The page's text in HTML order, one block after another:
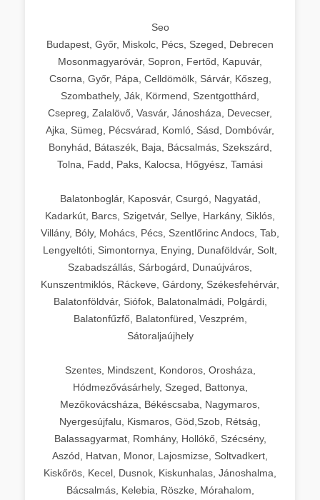
Seo
Budapest, Győr, Miskolc, Pécs, Szeged, Debrecen
Mosonmagyaróvár, Sopron, Fertőd, Kapuvár,
Csorna, Győr, Pápa, Celldömölk, Sárvár, Kőszeg,
Szombathely, Ják, Körmend, Szentgotthárd,
Csepreg, Zalalövő, Vasvár, Jánosháza, Devecser,
Ajka, Sümeg, Pécsvárad, Komló, Sásd, Dombóvár,
Bonyhád, Bátaszék, Baja, Bácsalmás, Szekszárd,
Tolna, Fadd, Paks, Kalocsa, Hőgyész, Tamási
Balatonboglár, Kaposvár, Csurgó, Nagyatád,
Kadarkút, Barcs, Szigetvár, Sellye, Harkány, Siklós,
Villány, Bóly, Mohács, Pécs, Szentlőrinc Andocs, Tab,
Lengyeltóti, Simontornya, Enying, Dunaföldvár, Solt,
Szabadszállás, Sárbogárd, Dunaújváros,
Kunszentmiklós, Ráckeve, Gárdony, Székesfehérvár,
Balatonföldvár, Siófok, Balatonalmádi, Polgárdi,
Balatonfűzfő, Balatonfüred, Veszprém,
Sátoraljaújhely
Szentes, Mindszent, Kondoros, Orosháza,
Hódmezővásárhely, Szeged, Battonya,
Mezőkovácsháza, Békéscsaba, Nagymaros,
Nyergesújfalu, Kismaros, Göd,Szob, Rétság,
Balassagyarmat, Romhány, Hollókő, Szécsény,
Aszód, Hatvan, Monor, Lajosmizse, Soltvadkert,
Kiskőrös, Kecel, Dusnok, Kiskunhalas, Jánoshalma,
Bácsalmás, Kelebia, Röszke, Mórahalom,